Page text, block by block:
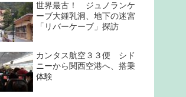
世界最古！ ジュノランケ
ーブ大鍾乳洞、地下の迷宮
「リバーケーブ」探訪
カンタス航空３３便 シド
ニーから関西空港へ、搭乗
体験